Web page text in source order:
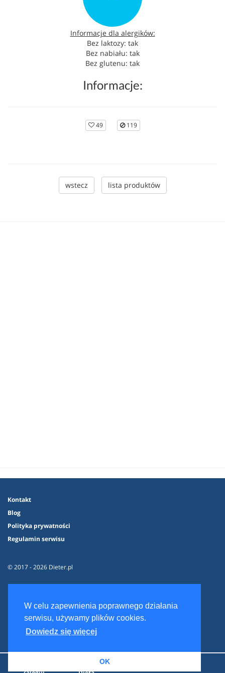
W celu zapewnienia poprawnego działania
serwisu, używamy plików cookies.
Dowiedz się więcej
OK
Informacje dla alergików:
Bez laktozy: tak
Bez nabiału: tak
Bez glutenu: tak
Informacje:
49 119
wstecz lista produktów
Kontakt
Blog
Polityka prywatności
Regulamin serwisu
© 2017 - 2026 Dieter.pl